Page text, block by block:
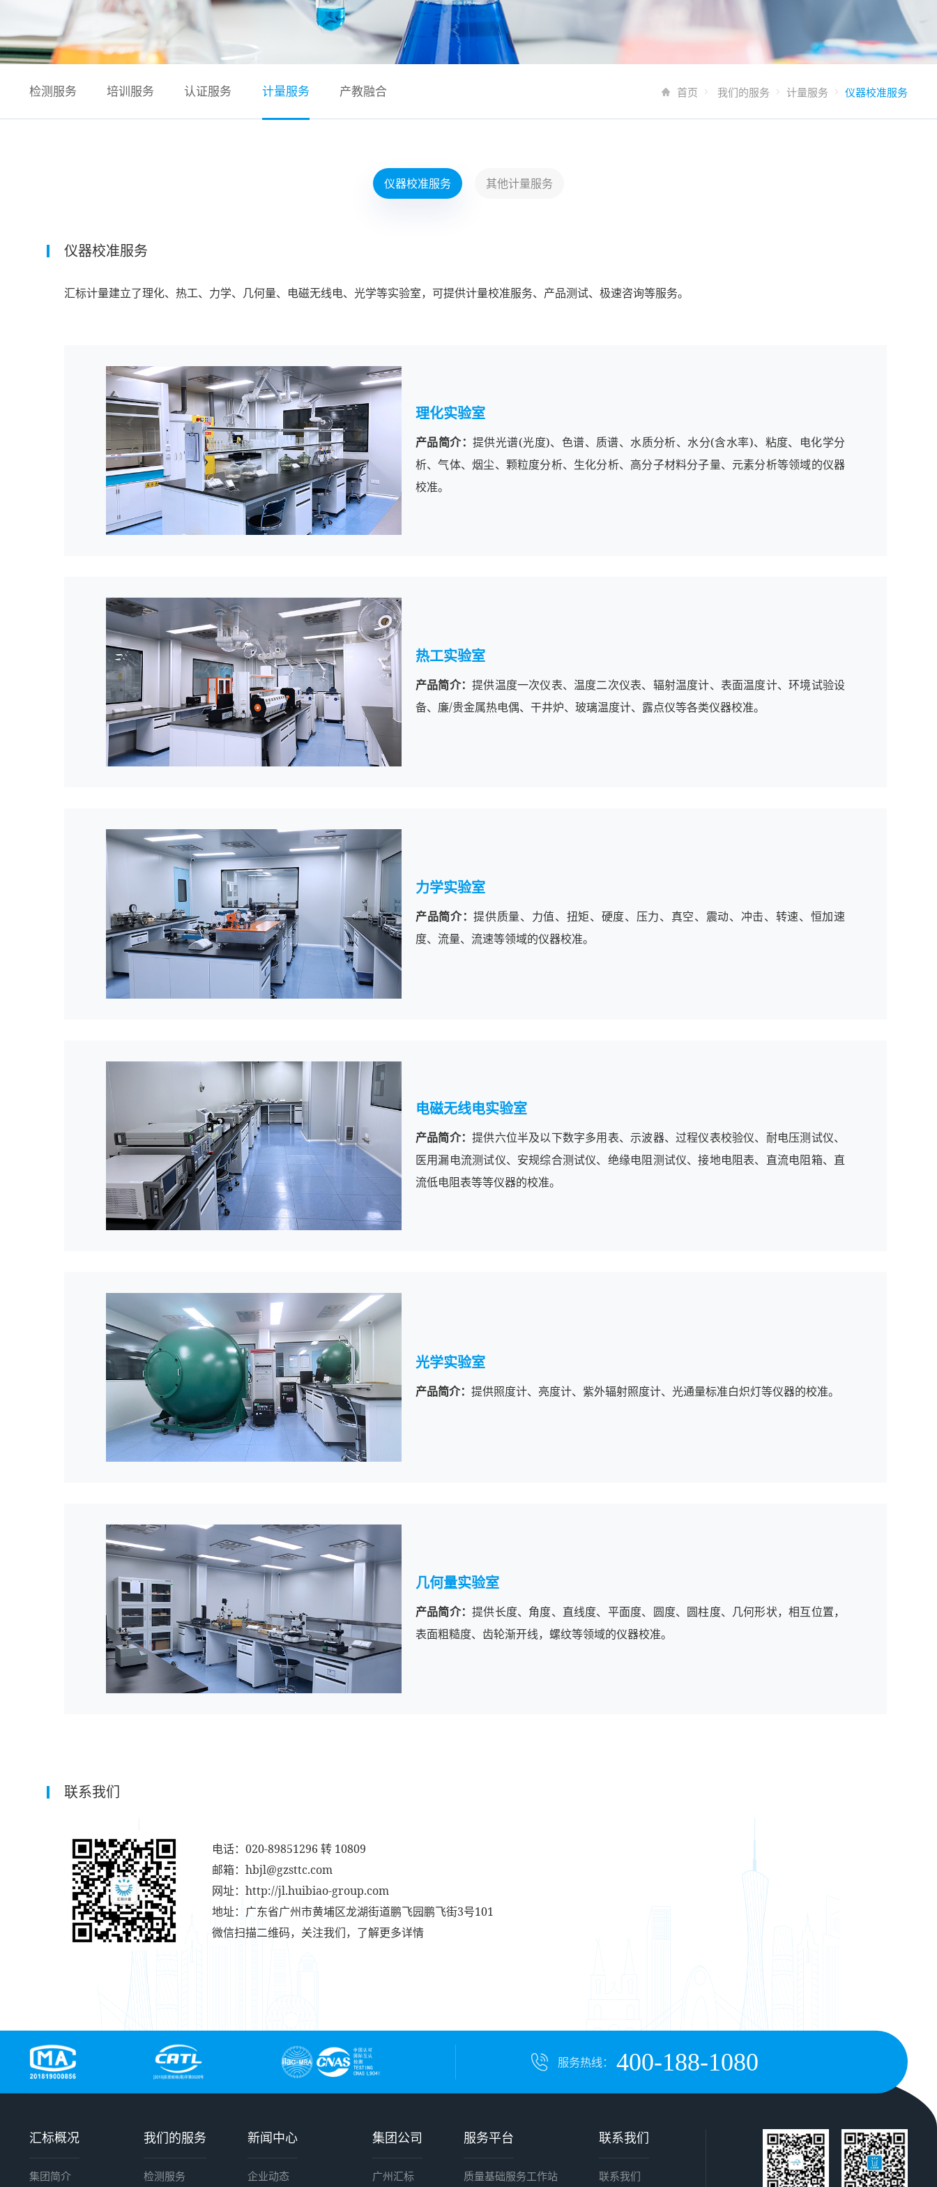
首页 我们的服务 计量服务 仪器校准服务
检测服务 培训服务 认证服务 计量服务 产教融合
仪器校准服务 其他计量服务
仪器校准服务
汇标计量建立了理化、热工、力学、几何量、电磁无线电、光学等实验室，可提供计量校准服务、产品测试、极速咨询等服务。
理化实验室
产品简介：提供光谱(光度)、色谱、质谱、水质分析、水分(含水率)、粘度、电化学分
析、气体、烟尘、颗粒度分析、生化分析、高分子材料分子量、元素分析等领域的仪器
校准。
热工实验室
产品简介：提供温度一次仪表、温度二次仪表、辐射温度计、表面温度计、环境试验设
备、廉/贵金属热电偶、干井炉、玻璃温度计、露点仪等各类仪器校准。
力学实验室
产品简介：提供质量、力值、扭矩、硬度、压力、真空、震动、冲击、转速、恒加速
度、流量、流速等领域的仪器校准。
电磁无线电实验室
产品简介：提供六位半及以下数字多用表、示波器、过程仪表校验仪、耐电压测试仪、
医用漏电流测试仪、安规综合测试仪、绝缘电阻测试仪、接地电阻表、直流电阻箱、直
流低电阻表等等仪器的校准。
光学实验室
产品简介： 提供照度计、亮度计、紫外辐射照度计、光通量标准白炽灯等仪器的校准。
几何量实验室
产品简介：提供长度、角度、直线度、平面度、圆度、圆柱度、几何形状，相互位置，
表面粗糙度、齿轮渐开线，螺纹等领域的仪器校准。
联系我们
电话：020-89851296 转 10809
邮箱：hbjl@gzsttc.com
网址：http://jl.huibiao-group.com
地址：广东省广州市黄埔区龙湖街道鹏飞园鹏飞街3号101
微信扫描二维码，关注我们，了解更多详情
服务热线： 400-188-1080
汇标概况
集团简介
我们的服务
检测服务
新闻中心
企业动态
集团公司
广州汇标
服务平台
质量基础服务工作站
联系我们
联系我们